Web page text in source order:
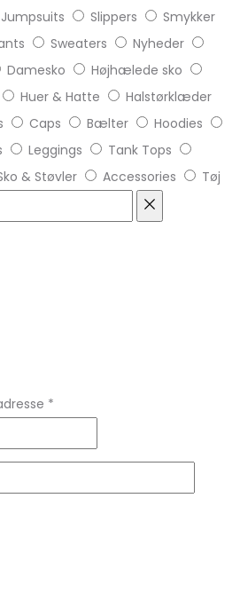
Jumpsuits Slippers
Smykker
Sweaters
Nyheder
Damesko
Højhælede sko
Huer & Hatte
Halstørklæder
Caps Bælter
Hoodies
Leggings
Tank Tops
& Støvler Accessories Tøj
*